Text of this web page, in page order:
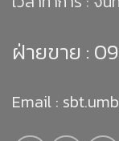
ฝ่ายขาย :
Email :